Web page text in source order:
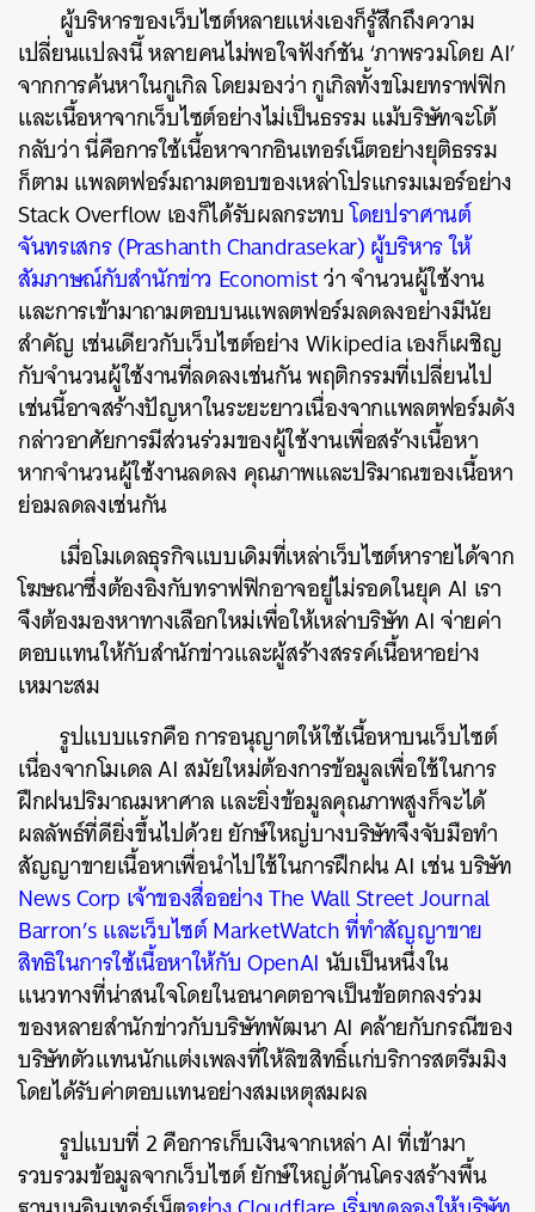
ผู้บริหารของเว็บไซต์หลายแห่งเองก็รู้สึกถึงความ
เปลี่ยนแปลงนี้ หลายคนไม่พอใจฟังก์ชัน ‘ภาพรวมโดย AI’
จากการค้นหาในกูเกิล โดยมองว่า กูเกิลทั้งขโมยทราฟฟิก
และเนื้อหาจากเว็บไซต์อย่างไม่เป็นธรรม แม้บริษัทจะโต้
กลับว่า นี่คือการใช้เนื้อหาจากอินเทอร์เน็ตอย่างยุติธรรม
ก็ตาม แพลตฟอร์มถามตอบของเหล่าโปรแกรมเมอร์อย่าง
Stack Overflow เองก็ได้รับผลกระทบโดยปราศานต์
จันทรเสกร(Prashanth Chandrasekar) ผู้บริหาร ให้
สัมภาษณ์กับสำนักข่าว Economistว่า จำนวนผู้ใช้งาน
และการเข้ามาถามตอบบนแพลตฟอร์มลดลงอย่างมีนัย
สำคัญ เช่นเดียวกับเว็บไซต์อย่าง Wikipedia เองก็เผชิญ
กับจำนวนผู้ใช้งานที่ลดลงเช่นกัน พฤติกรรมที่เปลี่ยนไป
เช่นนี้อาจสร้างปัญหาในระยะยาวเนื่องจากแพลตฟอร์มดัง
กล่าวอาศัยการมีส่วนร่วมของผู้ใช้งานเพื่อสร้างเนื้อหา
หากจำนวนผู้ใช้งานลดลง คุณภาพและปริมาณของเนื้อหา
ย่อมลดลงเช่นกัน
เมื่อโมเดลธุรกิจแบบเดิมที่เหล่าเว็บไซต์หารายได้จาก
โฆษณาซึ่งต้องอิงกับทราฟฟิกอาจอยู่ไม่รอดในยุค AI เรา
จึงต้องมองหาทางเลือกใหม่เพื่อให้เหล่าบริษัท AI จ่ายค่า
ตอบแทนให้กับสำนักข่าวและผู้สร้างสรรค์เนื้อหาอย่าง
เหมาะสม
รูปแบบแรกคือ การอนุญาตให้ใช้เนื้อหาบนเว็บไซต์
เนื่องจากโมเดล AI สมัยใหม่ต้องการข้อมูลเพื่อใช้ในการ
ฝึกฝนปริมาณมหาศาล และยิ่งข้อมูลคุณภาพสูงก็จะได้
ผลลัพธ์ที่ดียิ่งขึ้นไปด้วย ยักษ์ใหญ่บางบริษัทจึงจับมือทำ
สัญญาขายเนื้อหาเพื่อนำไปใช้ในการฝึกฝน AI เช่น บริษัท
News Corp เจ้าของสื่ออย่าง The Wall Street Journal
Barron’s และเว็บไซต์MarketWatch ที่ทำสัญญาขาย
สิทธิในการใช้เนื้อหาให้กับ OpenAI นับเป็นหนึ่งใน
แนวทางที่น่าสนใจโดยในอนาคตอาจเป็นข้อตกลงร่วม
ของหลายสำนักข่าวกับบริษัทพัฒนา AI คล้ายกับกรณีของ
บริษัทตัวแทนนักแต่งเพลงที่ให้ลิขสิทธิ์แก่บริการสตรีมมิง
โดยได้รับค่าตอบแทนอย่างสมเหตุสมผล
รูปแบบที่ 2 คือการเก็บเงินจากเหล่า AI ที่เข้ามา
รวบรวมข้อมูลจากเว็บไซต์ ยักษ์ใหญ่ด้านโครงสร้างพื้น